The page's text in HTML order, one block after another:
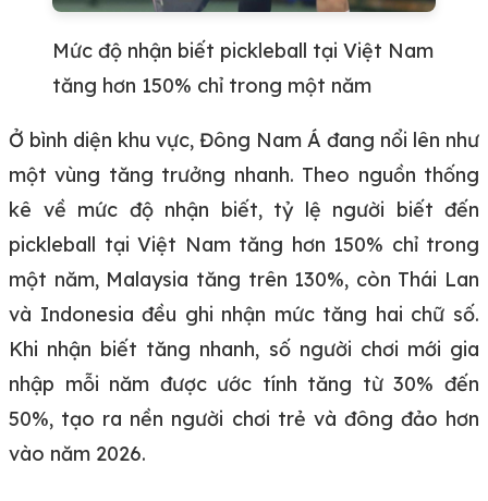
Mức độ nhận biết pickleball tại Việt Nam
tăng hơn 150% chỉ trong một năm
Ở bình diện khu vực, Đông Nam Á đang nổi lên như
một vùng tăng trưởng nhanh. Theo nguồn thống
kê về mức độ nhận biết, tỷ lệ người biết đến
pickleball tại Việt Nam tăng hơn 150% chỉ trong
một năm, Malaysia tăng trên 130%, còn Thái Lan
và Indonesia đều ghi nhận mức tăng hai chữ số.
Khi nhận biết tăng nhanh, số người chơi mới gia
nhập mỗi năm được ước tính tăng từ 30% đến
50%, tạo ra nền người chơi trẻ và đông đảo hơn
vào năm 2026.